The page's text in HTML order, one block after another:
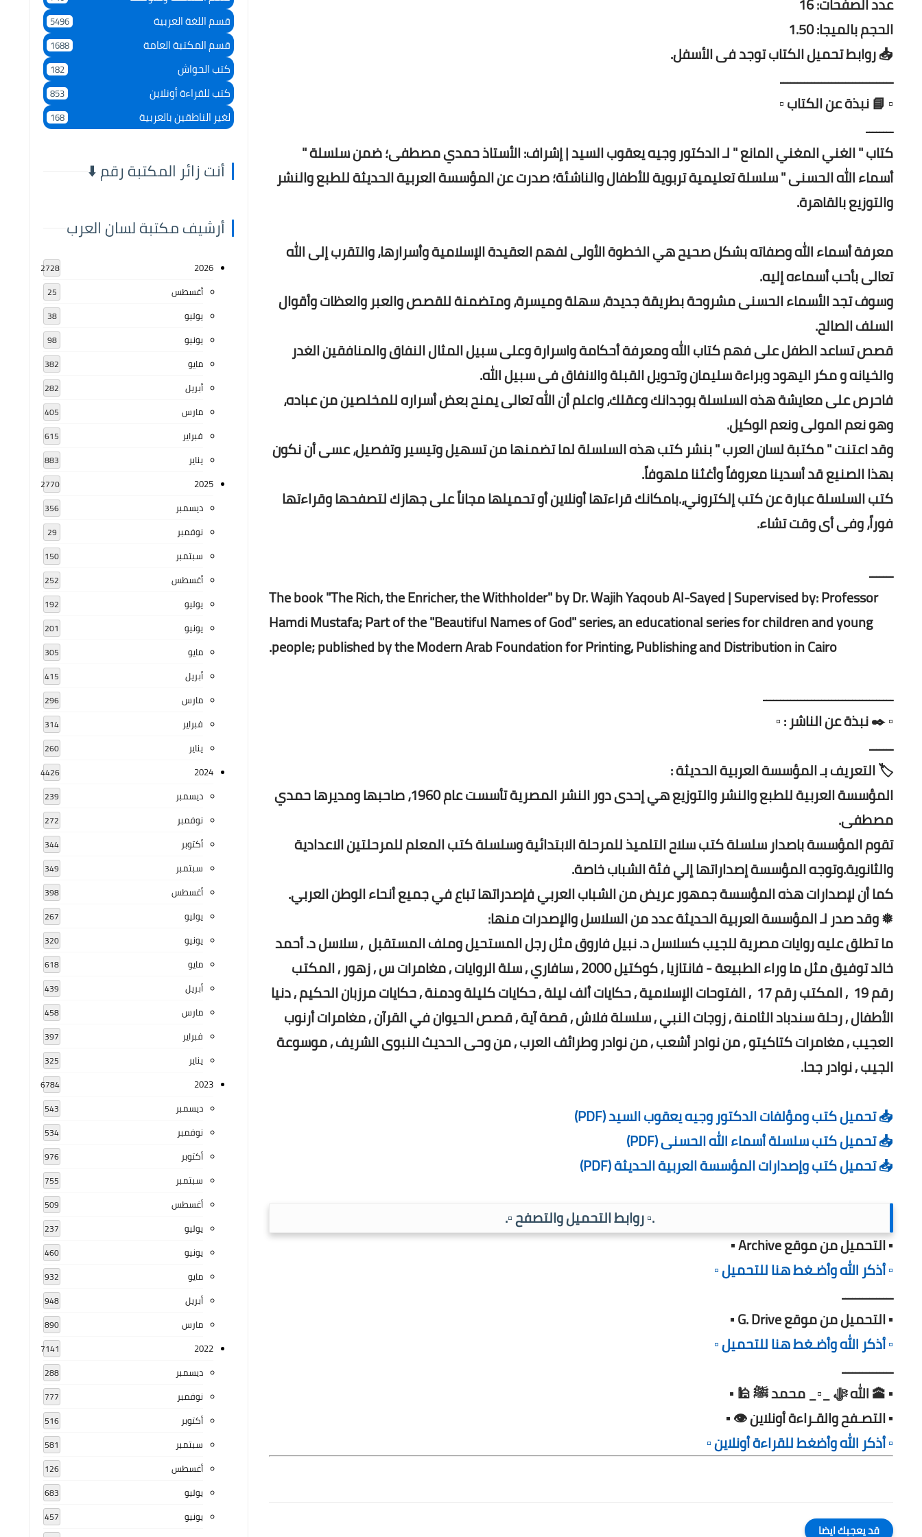
الحجم بالميجا: 1.50
📥 روابط تحميل الكتاب توجد فى الأسفل.
ـــــــــــــــــــــــــــــــــ
▫️ 📘 نبذة عن الكتاب ▫️
ــــــــ
كتاب " الغني المغني المانع " لـ الدكتور وجيه يعقوب السيد | إشراف: الأستاذ حمدي مصطفى؛ ضمن سلسلة "
أسماء الله الحسنى " سلسلة تعليمية تربوية للأطفال والناشئة؛ صدرت عن المؤسسة العربية الحديثة للطبع والنشر
والتوزيع بالقاهرة.
معرفة أسماء الله وصفاته بشكل صحيح هي الخطوة الأولى لفهم العقيدة الإسلامية وأسرارها، والتقرب إلى الله
تعالى بأحب أسماءه إليه.
وسوف تجد الأسماء الحسنى مشروحة بطريقة جديدة، سهلة وميسرة، ومتضمنة للقصص والعبر والعظات وأقوال
السلف الصالح.
قصص تساعد الطفل على فهم كتاب الله ومعرفة أحكامة واسرارة وعلى سبيل المثال النفاق والمنافقين الغدر
والخيانه و مكر اليهود وبراءة سليمان وتحويل القبلة والانفاق فى سبيل الله.
فاحرص على معايشة هذه السلسلة بوجدانك وعقلك، واعلم أن الله تعالى يمنح بعض أسراره للمخلصين من عباده،
وهو نعم المولى ونعم الوكيل.
وقد اعتنت " مكتبة لسان العرب " بنشر كتب هذه السلسلة لما تضمنها من تسهيل وتيسير وتفصيل، عسى أن نكون
بهذا الصنيع قد أسدينا معروفاً وأغثنا ملهوفاً.
كتب السلسلة عبارة عن كتب إلكتروني،.بامكانك قراءتها أونلاين أو تحميلها مجاناً على جهازك لتصفحها وقراءتها
فوراً، وفى أى وقت تشاء.
ـــــــ
The book "The Rich, the Enricher, the Withholder" by Dr. Wajih Yaqoub Al-Sayed | Supervised by: Professor
Hamdi Mustafa; Part of the "Beautiful Names of God" series, an educational series for children and young
people; published by the Modern Arab Foundation for Printing, Publishing and Distribution in Cairo.
ــــــــــــــــــــــــــــــــــــــ
▫️ ✒️ نبذة عن الناشر : ▫️
ـــــــ
🏷️ التعريف بـ المؤسسة العربية الحديثة :
المؤسسة العربية للطبع والنشر والتوزيع هي إحدى دور النشر المصرية تأسست عام 1960، صاحبها ومديرها حمدي
مصطفى.
تقوم المؤسسة باصدار سلسلة كتب سلاح التلميذ للمرحلة الابتدائية وسلسلة كتب المعلم للمرحلتين الاعدادية
والثانوية.وتوجه المؤسسة إصداراتها إلي فئة الشباب خاصة.
كما أن لإصدارات هذه المؤسسة جمهور عريض من الشباب العربي فإصدراتها تباع في جميع أنحاء الوطن العربي.
❅ وقد صدر لـ المؤسسة العربية الحديثة عدد من السلاسل والإصدرات منها:
ما تطلق عليه روايات مصرية للجيب كسلاسل د. نبيل فاروق مثل رجل المستحيل وملف المستقبل , سلاسل د. أحمد
خالد توفيق مثل ما وراء الطبيعة - فانتازيا , كوكتيل 2000 , سافاري , سلة الروايات , مغامرات س , زهور , المكتب
رقم 19 , المكتب رقم 17 , الفتوحات الإسلامية , حكايات ألف ليلة , حكايات كليلة ودمنة , حكايات مرزبان الحكيم , دنيا
الأطفال , رحلة سندباد الثامنة , زوجات النبي , سلسلة فلاش , قصة آية , قصص الحيوان في القرآن , مغامرات أرنوب
العجيب , مغامرات كتاكيتو , من نوادر أشعب , من نوادر وطرائف العرب , من وحى الحديث النبوى الشريف , موسوعة
الجيب , نوادر جحا.
📥 تحميل كتب ومؤلفات الدكتور وجيه يعقوب السيد (PDF)
📥 تحميل كتب سلسلة أسماء الله الحسنى (PDF)
📥 تحميل كتب وإصدارات المؤسسة العربية الحديثة (PDF)
.▫️ روابط التحميل والتصفح ▫️.
▪️ التحميل من موقع Archive ▪️
▫️ أذكر الله وأضـغط هنا للتحميل ▫️
ـــــــــــــــ
▪️ التحميل من موقع G. Drive ▪️
▫️ أذكر الله وأضـغط هنا للتحميل ▫️
ـــــــــــــــ
▪️ 🕋 الله ﷻ _▫️_ محمد ﷺ 🕌 ▪️
▪️ التصـفح والقـراءة أونلاين 👁️ ▪️
▫️ أذكر الله وأضغط للقراءة أونلاين ▫️
قد يعجبك ايضا
قسم اللغة العربية 5496
قسم المكتبة العامة 1688
كتب الحواش 182
كتب للقراءة أونلاين 853
لغير الناطقين بالعربية 168
أنت زائر المكتبة رقم ⬇️
أرشيف مكتبة لسان العرب
2026
2728
أغسطس 25
يوليو 38
يونيو 98
مايو 382
أبريل 282
مارس 405
فبراير 615
يناير 883
2025
2770
ديسمبر 356
نوفمبر 29
سبتمبر 150
أغسطس 252
يوليو 192
يونيو 201
مايو 305
أبريل 415
مارس 296
فبراير 314
يناير 260
2024
4426
ديسمبر 239
نوفمبر 272
أكتوبر 344
سبتمبر 349
أغسطس 398
يوليو 267
يونيو 320
مايو 618
أبريل 439
مارس 458
فبراير 397
يناير 325
2023
6784
ديسمبر 543
نوفمبر 534
أكتوبر 976
سبتمبر 755
أغسطس 509
يوليو 237
يونيو 460
مايو 932
أبريل 948
مارس 890
2022
7141
ديسمبر 288
نوفمبر 777
أكتوبر 516
سبتمبر 581
أغسطس 126
يوليو 683
يونيو 457